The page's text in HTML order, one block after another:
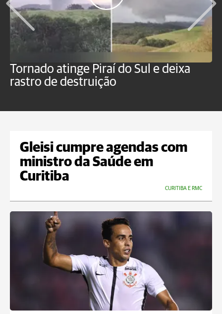
Tornado atinge Piraí do Sul e deixa
rastro de destruição
Gleisi cumpre agendas com
ministro da Saúde em
Curitiba
CURITIBA E RMC